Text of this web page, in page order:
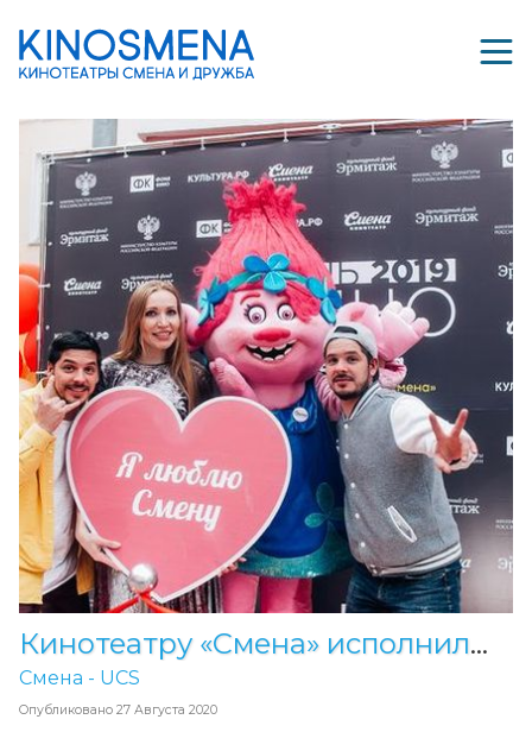
Кинотеатру «Смена» исполнилось 63 года!
Опубликовано 27 Августа 2020
Смена - UCS